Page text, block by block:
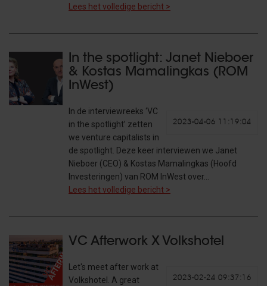
Lees het volledige bericht >
In the spotlight: Janet Nieboer
& Kostas Mamalingkas (ROM
InWest)
2023-04-06 11:19:04
In de interviewreeks ‘VC
in the spotlight’ zetten
we venture capitalists in
de spotlight. Deze keer interviewen we Janet
Nieboer (CEO) & Kostas Mamalingkas (Hoofd
Investeringen) van ROM InWest over…
Lees het volledige bericht >
VC Afterwork X Volkshotel
2023-02-24 09:37:16
Let's meet after work at
Volkshotel. A great